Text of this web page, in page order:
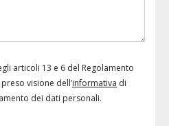
articoli 13 e 6 del Regolamento
visione dell’informativa di
dei dati personali.